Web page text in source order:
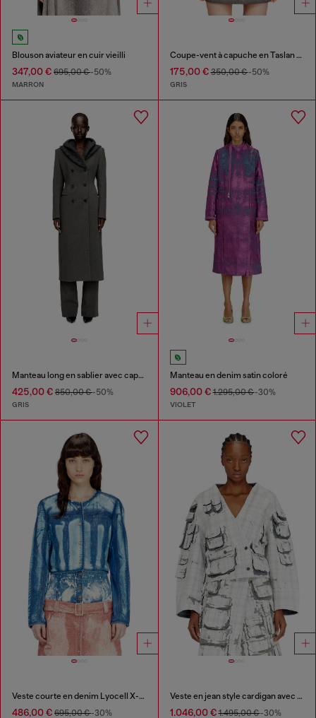
Blouson aviateur en cuir vieilli
347,00 € 695,00 €-50%
MARRON
Coupe-vent à capuche en Taslan traité
175,00 €350,00 €-50%
GRIS
Manteau long en sablier avec capuche snood en tricot
425,00 € 850,00 €-50%
GRIS
Manteau en denim satin coloré
906,00 €1.295,00 €-30%
VIOLET
Veste courte en denim Lyocell X-Ray
486,00 € 695,00 €-30%
Veste en jean style cardigan avec effet pelable
1.046,00 €1.495,00 €-30%